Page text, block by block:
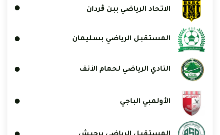
الاتحاد الرياضي ببن ڨردان
المستقبل الرياضي بسليمان
النادي الرياضي لحمام الأنف
الأولمبي الباجي